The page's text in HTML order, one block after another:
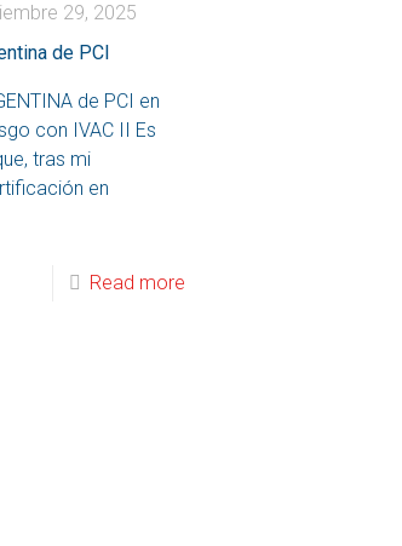
29, 2025
de PCI
de PCI en
con IVAC II Es
tras mi
en
Read more